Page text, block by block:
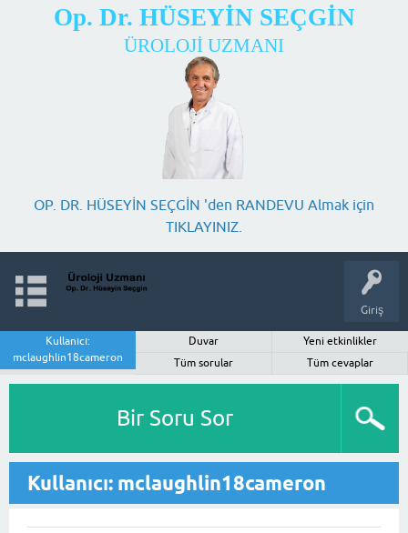
Op. Dr. HÜSEYİN SEÇGİN
ÜROLOJİ UZMANI
OP. DR. HÜSEYİN SEÇGİN 'den RANDEVU Almak için
TIKLAYINIZ.
Giriş
Kullanıcı:
mclaughlin18cameron
Duvar
Yeni etkinlikler
Tüm sorular
Tüm cevaplar
Bir Soru Sor
Kullanıcı: mclaughlin18cameron